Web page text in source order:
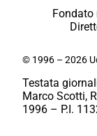
Fondato
© 1996 – 2026
Testata
Marco Scotti,
1996 – P.I.